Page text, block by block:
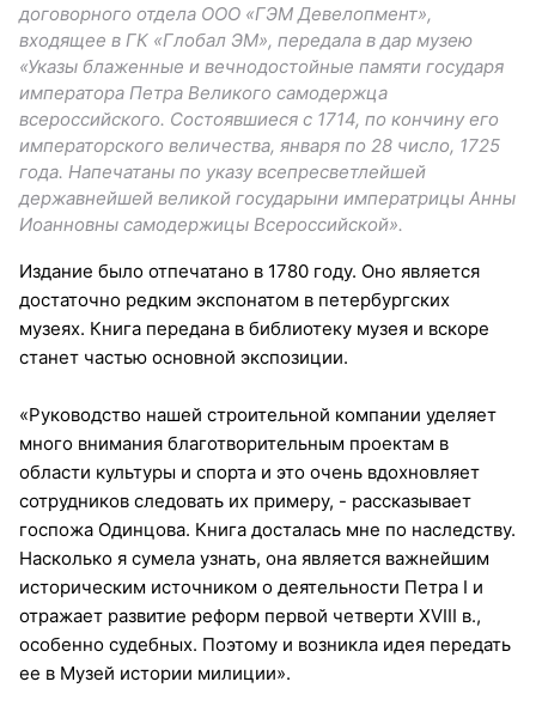
договорного отдела ООО «ГЭМ Девелопмент»,
входящее в ГК «Глобал ЭМ», передала в дар музею
«Указы блаженные и вечнодостойные памяти государя
императора Петра Великого самодержца
всероссийского. Состоявшиеся с 1714, по кончину его
императорского величества, января по 28 число, 1725
года. Напечатаны по указу всепресветлейшей
державнейшей великой государыни императрицы Анны
Иоанновны самодержицы Всероссийской».
Издание было отпечатано в 1780 году. Оно является
достаточно редким экспонатом в петербургских
музеях. Книга передана в библиотеку музея и вскоре
станет частью основной экспозиции.
«Руководство нашей строительной компании уделяет
много внимания благотворительным проектам в
области культуры и спорта и это очень вдохновляет
сотрудников следовать их примеру, - рассказывает
госпожа Одинцова. Книга досталась мне по наследству.
Насколько я сумела узнать, она является важнейшим
историческим источником о деятельности Петра I и
отражает развитие реформ первой четверти XVIII в.,
особенно судебных. Поэтому и возникла идея передать
ее в Музей истории милиции».